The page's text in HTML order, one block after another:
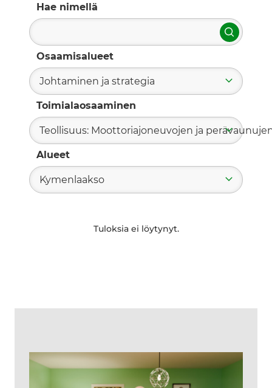
Hae nimellä
Hae
Osaamisalueet
Johtaminen ja strategia
Toimialaosaaminen
Teollisuus: Moottoriajoneuvojen ja
Alueet
Kymenlaakso
Tuloksia ei löytynyt.